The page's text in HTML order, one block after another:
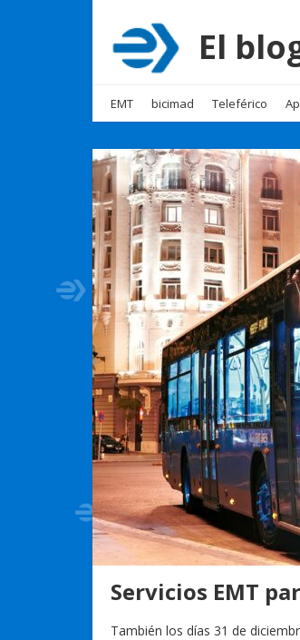
El
EMT bicimad Teleférico
Servicios EMT
También los días 31 de